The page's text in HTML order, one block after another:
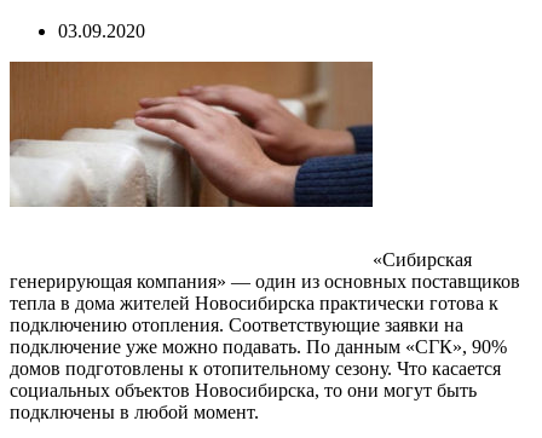
03.09.2020
«Сибирская
генерирующая компания» — один из основных поставщиков
тепла в дома жителей Новосибирска практически готова к
подключению отопления. Соответствующие заявки на
подключение уже можно подавать. По данным «СГК», 90%
домов подготовлены к отопительному сезону. Что касается
социальных объектов Новосибирска, то они могут быть
подключены в любой момент.